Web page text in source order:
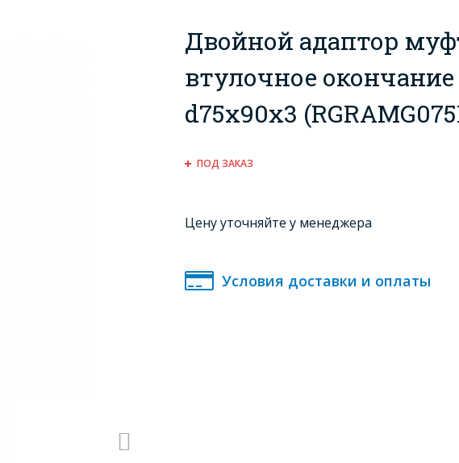
Двойной адаптор
втулочное окончание
d75x90x3
ПОД ЗАКАЗ
Цену уточняйте у менеджера
Условия доставки и оплаты